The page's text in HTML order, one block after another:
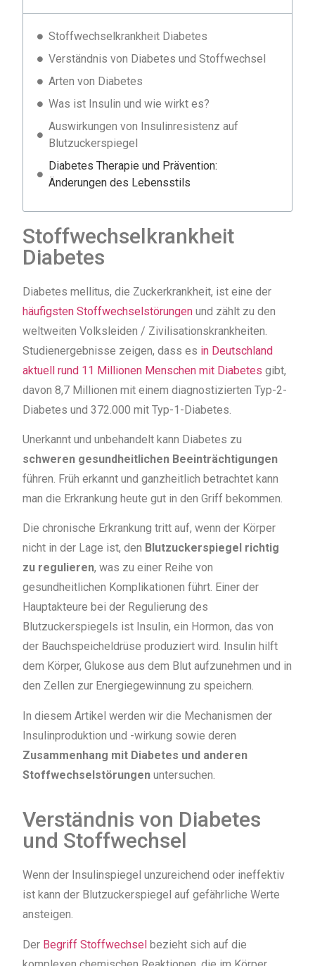
Stoffwechselkrankheit Diabetes
Verständnis von Diabetes und Stoffwechsel
Arten von Diabetes
Was ist Insulin und wie wirkt es?
Auswirkungen von Insulinresistenz auf
Blutzuckerspiegel
Diabetes Therapie und Prävention:
Änderungen des Lebensstils
Stoffwechselkrankheit
Diabetes
Diabetes mellitus, die Zuckerkrankheit, ist eine der
häufigsten Stoffwechselstörungen und zählt zu den
weltweiten Volksleiden / Zivilisationskrankheiten.
Studienergebnisse zeigen, dass es in Deutschland
aktuell rund 11 Millionen Menschen mit Diabetes gibt,
davon 8,7 Millionen mit einem diagnostizierten Typ-2-
Diabetes und 372.000 mit Typ-1-Diabetes.
Unerkannt und unbehandelt kann Diabetes zu
schweren gesundheitlichen Beeinträchtigungen
führen. Früh erkannt und ganzheitlich betrachtet kann
man die Erkrankung heute gut in den Griff bekommen.
Die chronische Erkrankung tritt auf, wenn der Körper
nicht in der Lage ist, den Blutzuckerspiegel richtig
zu regulieren, was zu einer Reihe von
gesundheitlichen Komplikationen führt. Einer der
Hauptakteure bei der Regulierung des
Blutzuckerspiegels ist Insulin, ein Hormon, das von
der Bauchspeicheldrüse produziert wird. Insulin hilft
dem Körper, Glukose aus dem Blut aufzunehmen und in
den Zellen zur Energiegewinnung zu speichern.
In diesem Artikel werden wir die Mechanismen der
Insulinproduktion und -wirkung sowie deren
Zusammenhang mit Diabetes und anderen
Stoffwechselstörungen untersuchen.
Verständnis von Diabetes
und Stoffwechsel
Wenn der Insulinspiegel unzureichend oder ineffektiv
ist kann der Blutzuckerspiegel auf gefährliche Werte
ansteigen.
Der Begriff Stoffwechsel bezieht sich auf die